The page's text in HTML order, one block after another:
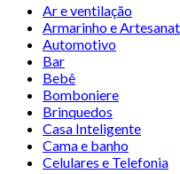
Ar e ventilação
Armarinho e
Automotivo
Bar
Bebê
Bomboniere
Brinquedos
Casa Inteligente
Cama e banho
Celulares e Telefonia